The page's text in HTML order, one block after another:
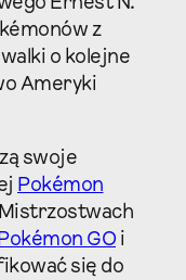
z
o kolejne
Ameryki
swoje
Pokémon
Mistrzostwach
GOi
się do